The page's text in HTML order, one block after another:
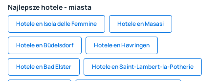
Najlepsze hotele - miasta
Hotele en Isola delle Femmine Hotele en Masasi
Hotele en Büdelsdorf Hotele en Høvringen
Hotele en Bad Elster Hotele en Saint-Lambert-la-Potherie